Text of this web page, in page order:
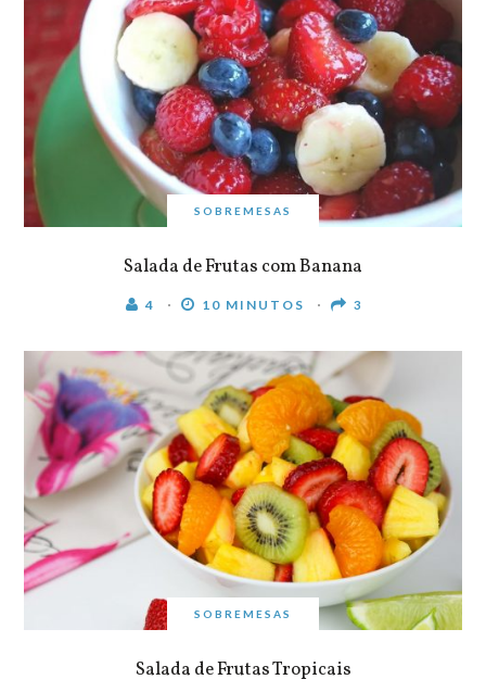
SOBREMESAS
Salada de Frutas com Banana
4 10 MINUTOS 3
SOBREMESAS
Salada de Frutas Tropicais